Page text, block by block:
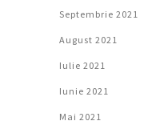
Septembrie 2021
August 2021
Iulie 2021
Iunie 2021
Mai 2021